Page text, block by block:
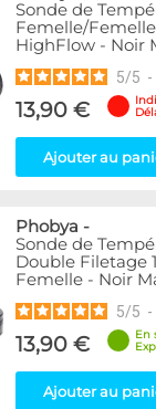
Sonde de
Femelle/
HighFlow - Noir
5/5 -
13,90 €
Ajouter au
Phobya -
Sonde de
Double Filetage
Femelle - Noir
5/5 -
13,90 €
En
Ajouter au